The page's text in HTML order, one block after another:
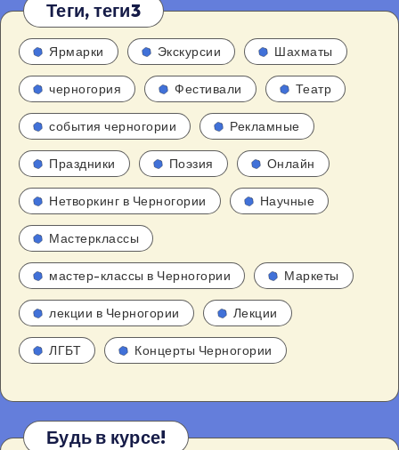
Теги, теги3
Ярмарки Экскурсии Шахматы
черногория Фестивали Театр
события черногории Рекламные
Праздники Поэзия Онлайн
Нетворкинг в Черногории Научные
Мастерклассы
мастер-классы в Черногории Маркеты
лекции в Черногории Лекции
ЛГБТ Концерты Черногории
Будь в курсе!